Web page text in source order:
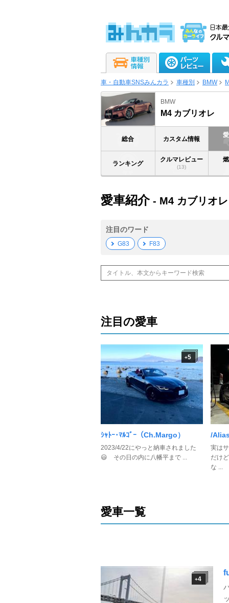
車・自動車SNSみんカラ 車種別 BMW
BMW
M4 カブリオレ
総合 カスタム情報
ランキング
クルマレビュー
(13)
愛車紹介- M4 カブリオレ
注目のワード
G83 F83
注目の愛車
+5
ｼｬﾄｰ･ﾏﾙｺﾞｰ（Ch.Margo）
2023/4/22にやっと納車されました
😃 その日の内に八幡平まで ...
/
実は
だけ
な ...
愛車一覧
+4